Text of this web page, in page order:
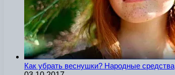
Как убрать веснушки? Народные средства